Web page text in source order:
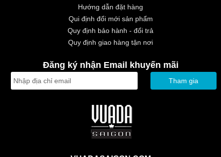
Hướng dẫn đặt hàng
Qui định đổi mới sản phẩm
Quy định bảo hành - đổi trả
Quy định giao hàng tận nơi
Đăng ký nhận Email khuyến mãi
Tham gia